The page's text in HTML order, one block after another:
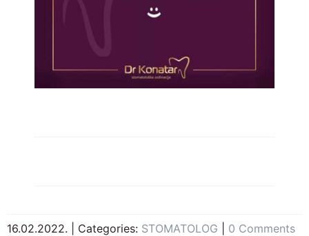
16.02.2022. Categories: STOMATOLOG 0 Comments